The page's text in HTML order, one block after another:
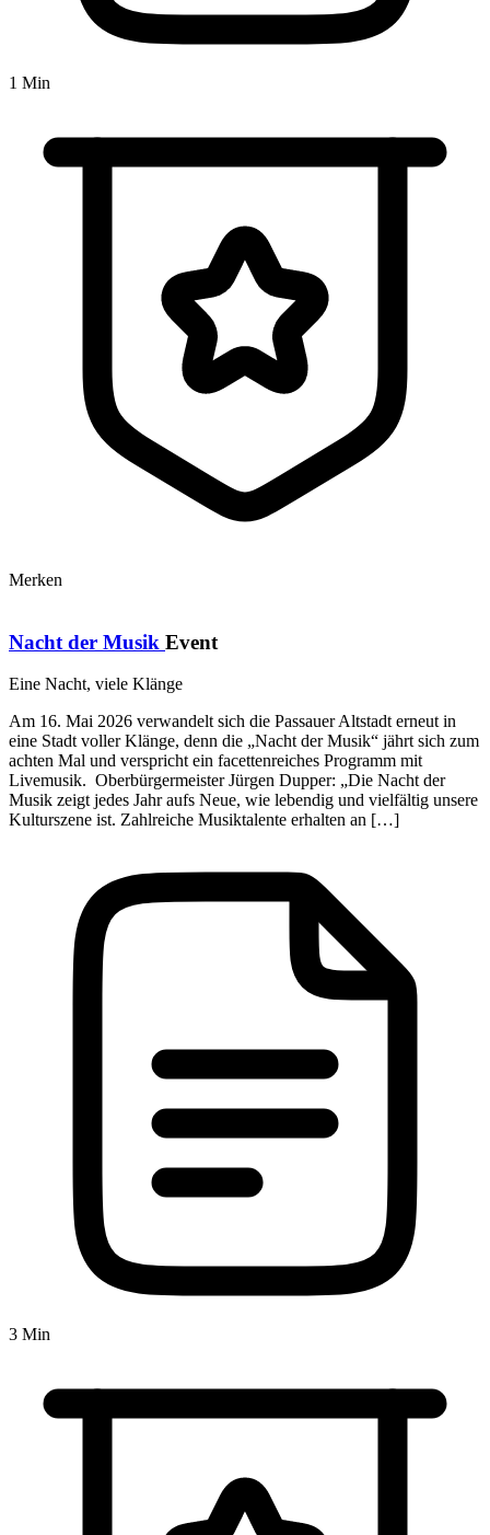
1 Min
Merken
Nacht der Musik Event
Eine Nacht, viele Klänge
Am 16. Mai 2026 verwandelt sich die Passauer Altstadt erneut in
eine Stadt voller Klänge, denn die „Nacht der Musik“ jährt sich zum
achten Mal und verspricht ein facettenreiches Programm mit
Livemusik. Oberbürgermeister Jürgen Dupper: „Die Nacht der
Musik zeigt jedes Jahr aufs Neue, wie lebendig und vielfältig unsere
Kulturszene ist. Zahlreiche Musiktalente erhalten an […]
3 Min